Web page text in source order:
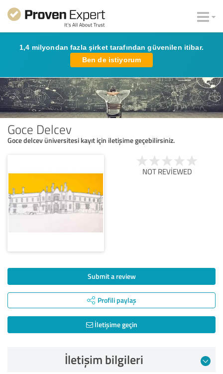
1,4 milyondan fazla şirket tarafından güvenilen itibar.
Ben de istiyorum
Goce Delcev
Goce delcev üniversitesi kayıt için iletişime geçebilirsiniz.
NOT REVIEWED
Submit a review
Profili paylaş
İletişime geçin
İletişim bilgileri